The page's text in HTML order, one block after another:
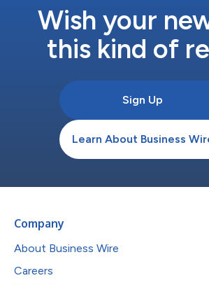
前でもボテンシリマブおよびバルスチリマ
きます。 ボテンシリマブとバルスチリマブ
Wish your
this kind of
Sign Up
Learn About Business
Company
About Business Wire
Careers